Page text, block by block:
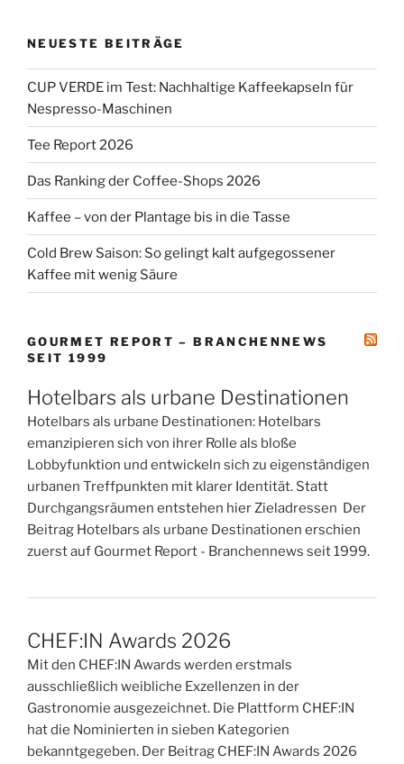
NEUESTE BEITRÄGE
CUP VERDE im Test: Nachhaltige Kaffeekapseln für
Nespresso-Maschinen
Tee Report 2026
Das Ranking der Coffee-Shops 2026
Kaffee – von der Plantage bis in die Tasse
Cold Brew Saison: So gelingt kalt aufgegossener
Kaffee mit wenig Säure
GOURMET REPORT – BRANCHENNEWS
SEIT 1999
Hotelbars als urbane Destinationen
Hotelbars als urbane Destinationen: Hotelbars
emanzipieren sich von ihrer Rolle als bloße
Lobbyfunktion und entwickeln sich zu eigenständigen
urbanen Treffpunkten mit klarer Identität. Statt
Durchgangsräumen entstehen hier Zieladressen Der
Beitrag Hotelbars als urbane Destinationen erschien
zuerst auf Gourmet Report - Branchennews seit 1999.
CHEF:IN Awards 2026
Mit den CHEF:IN Awards werden erstmals
ausschließlich weibliche Exzellenzen in der
Gastronomie ausgezeichnet. Die Plattform CHEF:IN
hat die Nominierten in sieben Kategorien
bekanntgegeben. Der Beitrag CHEF:IN Awards 2026